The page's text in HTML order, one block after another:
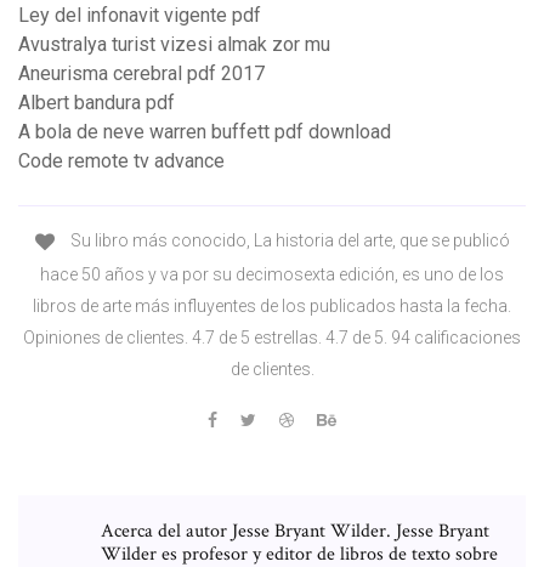
Ley del infonavit vigente pdf
Avustralya turist vizesi almak zor mu
Aneurisma cerebral pdf 2017
Albert bandura pdf
A bola de neve warren buffett pdf download
Code remote tv advance
Su libro más conocido, La historia del arte, que se publicó
hace 50 años y va por su decimosexta edición, es uno de los
libros de arte más influyentes de los publicados hasta la fecha.
Opiniones de clientes. 4.7 de 5 estrellas. 4.7 de 5. 94 calificaciones
de clientes.
Acerca del autor Jesse Bryant Wilder. Jesse Bryant
Wilder es profesor y editor de libros de texto sobre